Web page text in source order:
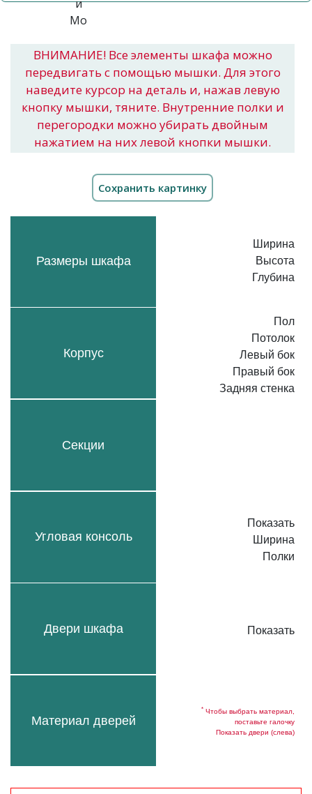
ВНИМАНИЕ! Все элементы шкафа можно
передвигать с помощью мышки. Для этого
наведите курсор на деталь и, нажав левую
кнопку мышки, тяните. Внутренние полки и
перегородки можно убирать двойным
нажатием на них левой кнопки мышки.
Размеры шкафа
Корпус
Секции
Угловая консоль
Двери шкафа
Материал дверей
Ширина
Высота
Глубина
Пол
Потолок
Левый бок
Правый бок
Задняя стенка
Показать
Ширина
Полки
Показать
* Чтобы выбрать материал,
поставьте галочку
Показать двери (слева)